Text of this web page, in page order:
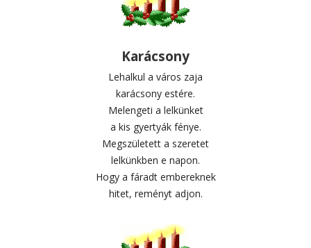
Karácsony
Lehalkul a város zaja
karácsony estére.
Melengeti a lelkünket
a kis gyertyák fénye.
Megszületett a szeretet
lelkünkben e napon.
Hogy a fáradt embereknek
hitet, reményt adjon.